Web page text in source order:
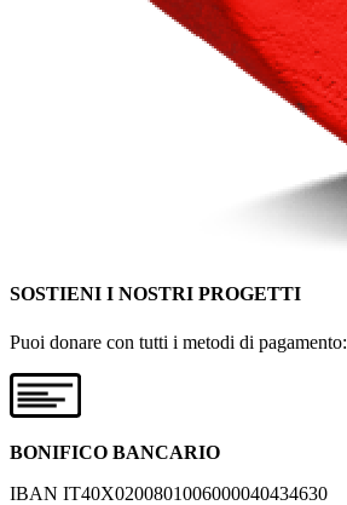
SOSTIENI I NOSTRI PROGETTI
Puoi donare con tutti i metodi di pagamento:
BONIFICO BANCARIO
IBAN IT40X0200801006000040434630